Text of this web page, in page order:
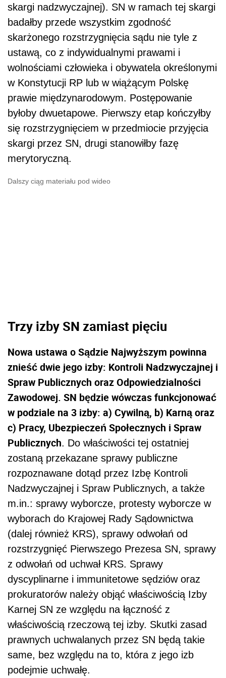
skargi nadzwyczajnej). SN w ramach tej skargi
badałby przede wszystkim zgodność
skarżonego rozstrzygnięcia sądu nie tyle z
ustawą, co z indywidualnymi prawami i
wolnościami człowieka i obywatela określonymi
w Konstytucji RP lub w wiążącym Polskę
prawie międzynarodowym. Postępowanie
byłoby dwuetapowe. Pierwszy etap kończyłby
się rozstrzygnięciem w przedmiocie przyjęcia
skargi przez SN, drugi stanowiłby fazę
merytoryczną.
Dalszy ciąg materiału pod wideo
Trzy izby SN zamiast pięciu
Nowa ustawa o Sądzie Najwyższym powinna
znieść dwie jego izby: Kontroli Nadzwyczajnej i
Spraw Publicznych oraz Odpowiedzialności
Zawodowej. SN będzie wówczas funkcjonować
w podziale na 3 izby: a) Cywilną, b) Karną oraz
c) Pracy, Ubezpieczeń Społecznych i Spraw
Publicznych. Do właściwości tej ostatniej
zostaną przekazane sprawy publiczne
rozpoznawane dotąd przez Izbę Kontroli
Nadzwyczajnej i Spraw Publicznych, a także
m.in.: sprawy wyborcze, protesty wyborcze w
wyborach do Krajowej Rady Sądownictwa
(dalej również KRS), sprawy odwołań od
rozstrzygnięć Pierwszego Prezesa SN, sprawy
z odwołań od uchwał KRS. Sprawy
dyscyplinarne i immunitetowe sędziów oraz
prokuratorów należy objąć właściwością Izby
Karnej SN ze względu na łączność z
właściwością rzeczową tej izby. Skutki zasad
prawnych uchwalanych przez SN będą takie
same, bez względu na to, która z jego izb
podejmie uchwałę.